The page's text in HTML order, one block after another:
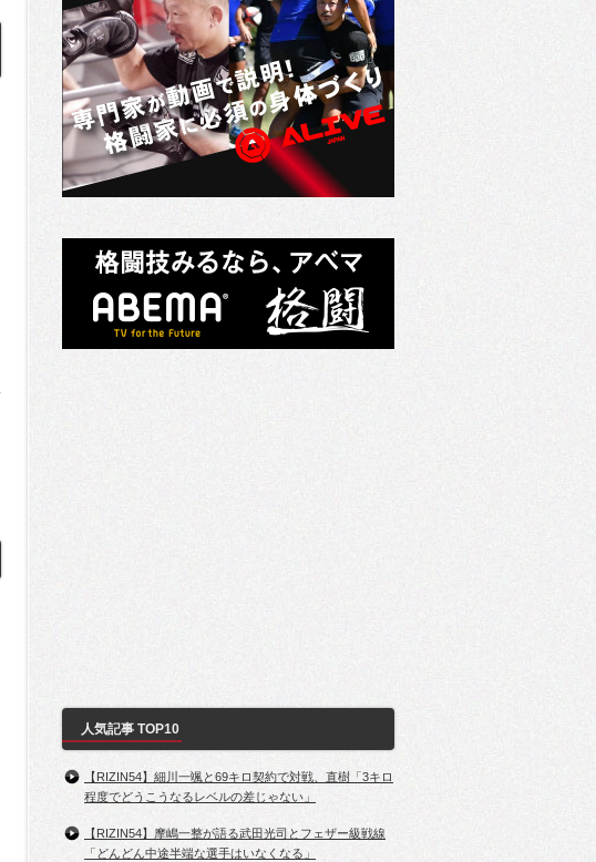
人気記事 TOP10
【RIZIN54】細川一颯と69キロ契約で対戦、直樹「3キロ
程度でどうこうなるレベルの差じゃない」
【RIZIN54】摩嶋一整が語る武田光司とフェザー級戦線
「どんどん中途半端な選手はいなくなる」